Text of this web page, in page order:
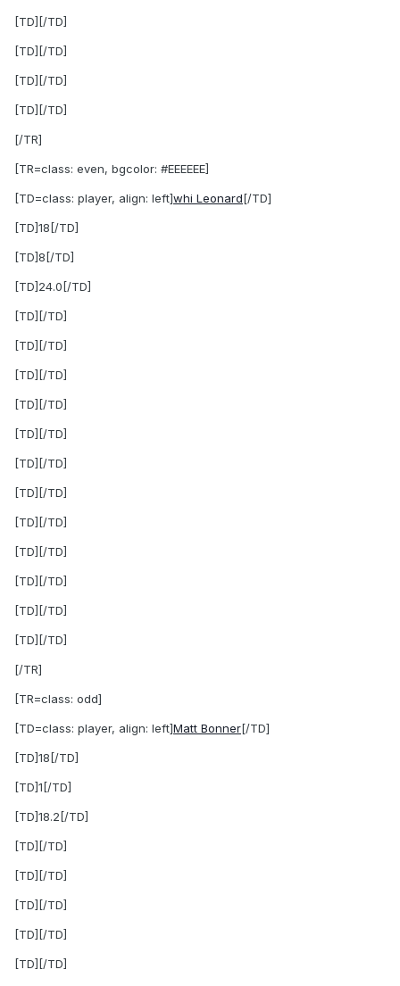
[TD][/TD]
[TD][/TD]
[TD][/TD]
[TD][/TD]
[/TR]
[TR=class: even, bgcolor: #EEEEEE]
[TD=class: player, align: left]whi Leonard[/TD]
[TD]18[/TD]
[TD]8[/TD]
[TD]24.0[/TD]
[TD][/TD]
[TD][/TD]
[TD][/TD]
[TD][/TD]
[TD][/TD]
[TD][/TD]
[TD][/TD]
[TD][/TD]
[TD][/TD]
[TD][/TD]
[TD][/TD]
[TD][/TD]
[/TR]
[TR=class: odd]
[TD=class: player, align: left]Matt Bonner[/TD]
[TD]18[/TD]
[TD]1[/TD]
[TD]18.2[/TD]
[TD][/TD]
[TD][/TD]
[TD][/TD]
[TD][/TD]
[TD][/TD]